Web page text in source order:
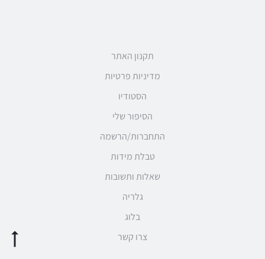
תקנון האתר
מדיניות פרטיות
הסטודיו
הסיפור שלי
התחברות/הרשמה
טבלת מידות
שאלות ותשובות
גלריה
בלוג
צרו קשר